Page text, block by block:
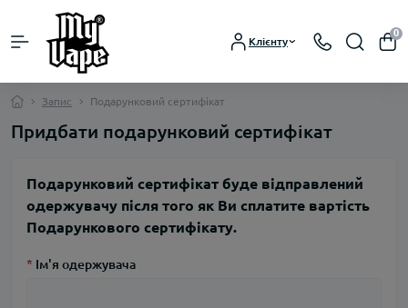
Клієнту
0
Запис Подарунковий сертифікат
Придбати подарунковий сертифікат
Подарунковий сертифікат буде відправлений
одержувачу після того як Ви сплатите вартість
Подарункового сертифікату.
* Ім'я одержувача